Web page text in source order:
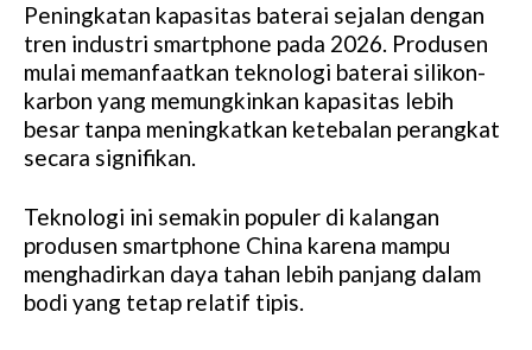
Peningkatan kapasitas baterai sejalan dengan
tren industri smartphone pada 2026. Produsen
mulai memanfaatkan teknologi baterai silikon-
karbon yang memungkinkan kapasitas lebih
besar tanpa meningkatkan ketebalan perangkat
secara signifikan.
Teknologi ini semakin populer di kalangan
produsen smartphone China karena mampu
menghadirkan daya tahan lebih panjang dalam
bodi yang tetap relatif tipis.